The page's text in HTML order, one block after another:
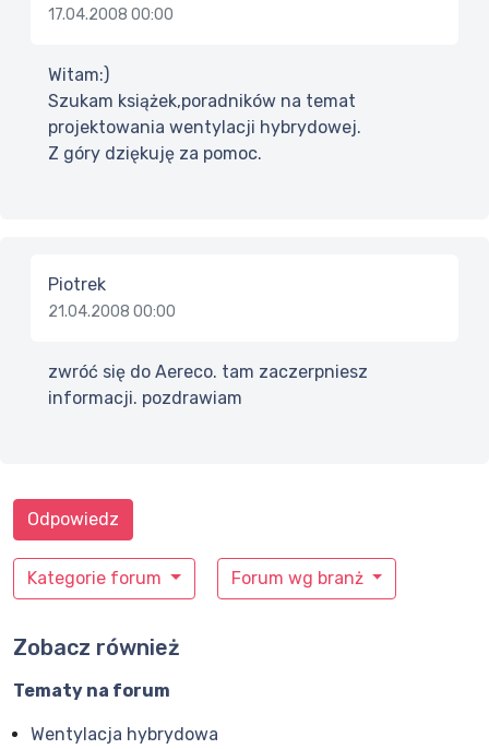
17.04.2008 00:00
Witam:)
Szukam książek,poradników na temat
projektowania wentylacji hybrydowej.
Z góry dziękuję za pomoc.
Piotrek
21.04.2008 00:00
zwróć się do Aereco. tam zaczerpniesz
informacji. pozdrawiam
Kategorie forum Forum wg branż
Odpowiedz
Zobacz również
Tematy na forum
Wentylacja hybrydowa